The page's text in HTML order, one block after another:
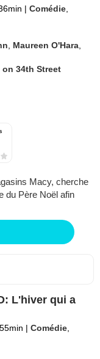
| Comédie
Maureen O'Hara
on 34th Street
Macy, cherche
du Père Noël afin
L'hiver qui a
| Comédie